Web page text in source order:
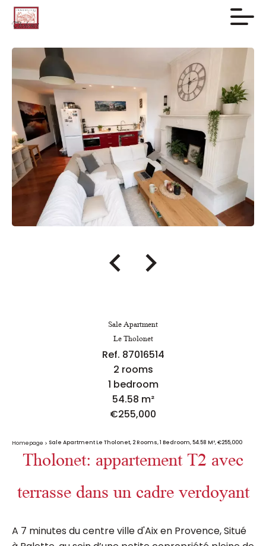
Sale Apartment
Le Tholonet
Ref. 87016514
2 rooms
1 bedroom
54.58 m²
€255,000
Homepage Sale Apartment Le Tholonet, 2 Rooms, 1 Bedroom, 54.58 M², €255,000
Tholonet: appartement T2 avec
terrasse dans un cadre verdoyant
A 7 minutes du centre ville d'Aix en Provence, Situé